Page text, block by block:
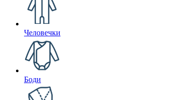
Человечки
Боди